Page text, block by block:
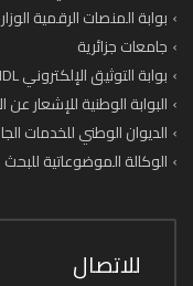
بوابة المنصات الرقمية
جامعات جزائرية
بوابة التوثيق الإلكتروني SNDL
البوابة الوطنية للإشعار عن
الديوان الوطني للخدمات
الوكالة الموضوعاتية
للاتصال